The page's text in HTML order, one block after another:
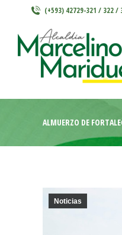
(+593) 42729-321 / 322 /
ALMUERZO DE
Noticias